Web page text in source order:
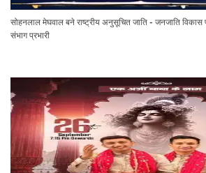
सोहनलाल मेघवाल बने राष्ट्रीय अनुसूचित जाति - जनजाति
संभाग प्रभारी